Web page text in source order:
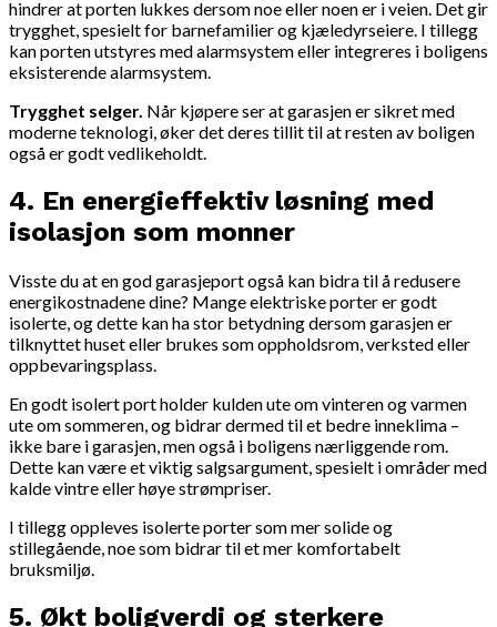
hindrer at porten lukkes dersom noe eller noen er i veien. Det gir
trygghet, spesielt for barnefamilier og kjæledyrseiere. I tillegg
kan porten utstyres med alarmsystem eller integreres i boligens
eksisterende alarmsystem.
Trygghet selger. Når kjøpere ser at garasjen er sikret med
moderne teknologi, øker det deres tillit til at resten av boligen
også er godt vedlikeholdt.
4. En energieffektiv løsning med
isolasjon som monner
Visste du at en god garasjeport også kan bidra til å redusere
energikostnadene dine? Mange elektriske porter er godt
isolerte, og dette kan ha stor betydning dersom garasjen er
tilknyttet huset eller brukes som oppholdsrom, verksted eller
oppbevaringsplass.
En godt isolert port holder kulden ute om vinteren og varmen
ute om sommeren, og bidrar dermed til et bedre inneklima –
ikke bare i garasjen, men også i boligens nærliggende rom.
Dette kan være et viktig salgsargument, spesielt i områder med
kalde vintre eller høye strømpriser.
I tillegg oppleves isolerte porter som mer solide og
stillegående, noe som bidrar til et mer komfortabelt
bruksmiljø.
5. Økt boligverdi og sterkere